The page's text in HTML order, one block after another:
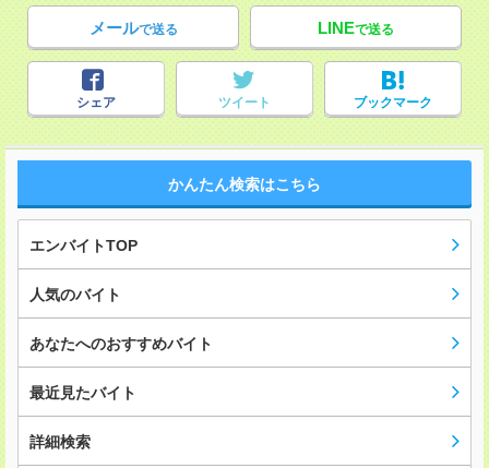
メールで送る LINEで送る
シェア ツイート ブックマーク
かんたん検索はこちら
エンバイトTOP
人気のバイト
あなたへのおすすめバイト
最近見たバイト
詳細検索